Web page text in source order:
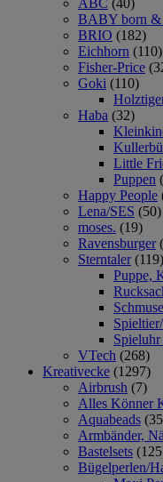
BABY born &
BRIO (182)
Eichhorn (110)
Fisher-Price
Goki (110)
Haba (32)
Kullerbü
Little
Puppen
Happy People
Lena/SES (50)
moses. (19)
Ravensburger
Sterntaler (119)
Puppe,
VTech (268)
Kreativecke (1297)
Airbrush (7)
Alles Könner
Aquabeads
Armbänder,
Bastelsets
Bügelperlen/